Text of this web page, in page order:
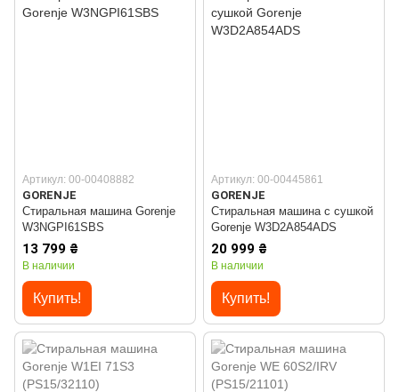
Артикул: 00-00408882
GORENJE
Стиральная машина Gorenje
W3NGPI61SBS
13 799 ₴
В наличии
Купить!
Артикул: 00-00445861
GORENJE
Стиральная машина с сушкой
Gorenje W3D2A854ADS
20 999 ₴
В наличии
Купить!